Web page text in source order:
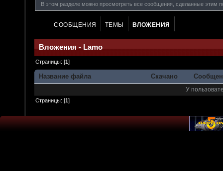
В этом разделе можно просмотреть все сообщения, сделанные этим
СООБЩЕНИЯ ТЕМЫ ВЛОЖЕНИЯ
Вложения - Lamo
Страницы: [1]
Название файла Скачано
У
Страницы: [1]